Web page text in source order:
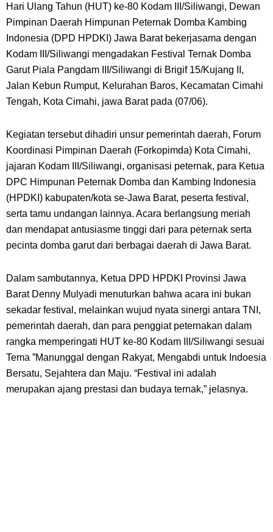
Hari Ulang Tahun (HUT) ke-80 Kodam III/Siliwangi, Dewan
Pimpinan Daerah Himpunan Peternak Domba Kambing
Indonesia (DPD HPDKI) Jawa Barat bekerjasama dengan
Kodam III/Siliwangi mengadakan Festival Ternak Domba
Garut Piala Pangdam III/Siliwangi di Brigif 15/Kujang II,
Jalan Kebun Rumput, Kelurahan Baros, Kecamatan Cimahi
Tengah, Kota Cimahi, jawa Barat pada (07/06).
Kegiatan tersebutdihadiri unsur pemerintah daerah, Forum
Koordinasi Pimpinan Daerah (Forkopimda) Kota Cimahi,
jajaran Kodam III/Siliwangi, organisasi peternak, para Ketua
DPC Himpunan Peternak Domba dan Kambing Indonesia
(HPDKI) kabupaten/kota se-Jawa Barat, peserta festival,
serta tamu undangan lainnya. Acara berlangsung meriah
dan mendapat antusiasme tinggi dari para peternak serta
pecinta domba garut dari berbagai daerah di Jawa Barat.
Dalam sambutannya, Ketua DPD HPDKI Provinsi Jawa
Barat Denny Mulyadi menuturkan bahwa acara ini bukan
sekadar festival, melainkan wujud nyata sinergi antara TNI,
pemerintah daerah, dan para penggiat peternakan dalam
rangka memperingati HUT ke-80 Kodam III/Siliwangi sesuai
Tema ”Manunggal dengan Rakyat, Mengabdi untuk Indoesia
Bersatu, Sejahtera dan Maju. “Festival ini adalah
merupakan ajang prestasi dan budaya ternak,” jelasnya.